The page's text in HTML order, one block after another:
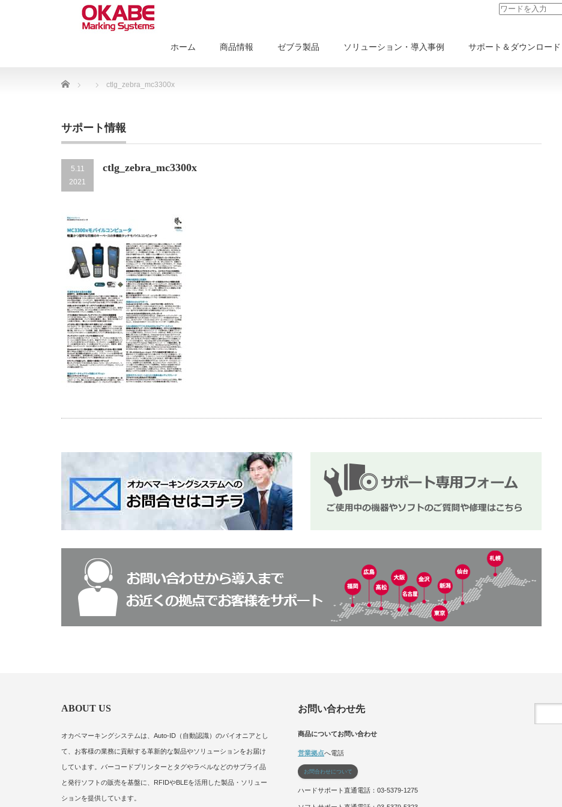
ホーム 商品情報 ゼブラ製品 ソリューション・導入事例 サポート＆ダウンロード
Home ctlg_zebra_mc3300x
サポート情報
5.11
2021
ctlg_zebra_mc3300x
ABOUT US
オカベマーキングシステムは、Auto-ID（自動認識）のパイオニアとし
て、お客様の業務に貢献する革新的な製品やソリューションをお届け
しています。バーコードプリンターとタグやラベルなどのサプライ品
と発行ソフトの販売を基盤に、RFIDやBLEを活用した製品・ソリュー
ションを提供しています。
お問い合わせ先
商品についてお問い合わせ
営業拠点へ電話
お問合わせについて
ハードサポート直通電話：03-5379-1275